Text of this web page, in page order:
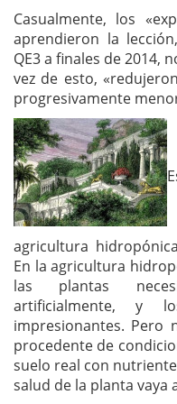
Casualmente, los
aprendieron la
QE3 a finales de 2014,
vez de esto,
progresivamente
agricultura
En la agricultura
las plantas
artificialmente, y
impresionantes. Pero
procedente de
suelo real con
salud de la planta vaya